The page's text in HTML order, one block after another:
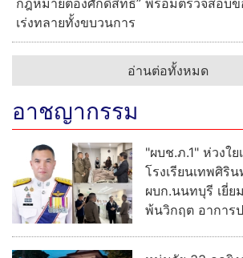
คนไทยเฮ... "อนุทิน" นำร่วมกิจกรรมโค
กายได้สะสม 153 ล้านแคลอรี เฉลิมพระ
“จุลพันธ์” ส่งเลขาฯ พร้อมทีมศูนย์ป้อง
ปรามแรงงานผิดกฎหมาย ร่วมสนธิกำลั
งาน ตรวจสถานประกอบการทุนต่างด้าว
ไม่เคลียร์ ไม่คุย ! “พลพีร์” บุกจับโรงแ
แฉกลางวงสื่อ! เจ้าของร้านโทร “ขอเคลีย
เป็นงวดให้เจ้าหน้าที่รัฐแล้ว ก่อนโดนสวน